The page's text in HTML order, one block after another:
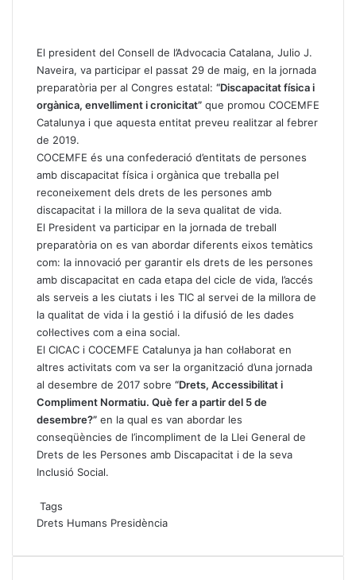
El president del Consell de l’Advocacia Catalana, Julio J.
Naveira, va participar el passat 29 de maig, en la jornada
preparatòria per al Congres estatal: “Discapacitat física i
orgànica, envelliment i cronicitat” que promou COCEMFE
Catalunya i que aquesta entitat preveu realitzar al febrer
de 2019.
COCEMFE és una confederació d’entitats de persones
amb discapacitat física i orgànica que treballa pel
reconeixement dels drets de les persones amb
discapacitat i la millora de la seva qualitat de vida.
El President va participar en la jornada de treball
preparatòria on es van abordar diferents eixos temàtics
com: la innovació per garantir els drets de les persones
amb discapacitat en cada etapa del cicle de vida, l’accés
als serveis a les ciutats i les TIC al servei de la millora de
la qualitat de vida i la gestió i la difusió de les dades
col·lectives com a eina social.
El CICAC i COCEMFE Catalunya ja han col·laborat en
altres activitats com va ser la organització d’una jornada
al desembre de 2017 sobre “Drets, Accessibilitat i
Compliment Normatiu. Què fer a partir del 5 de
desembre?” en la qual es van abordar les
conseqüències de l’incompliment de la Llei General de
Drets de les Persones amb Discapacitat i de la seva
Inclusió Social.
Tags
Drets Humans Presidència